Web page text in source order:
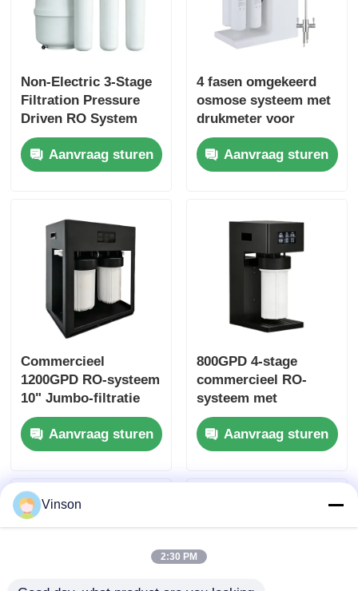
Non-Electric 3-Stage
Filtration Pressure
Driven RO System
Water Filter with
Pressure Tank
Aanvraag sturen
4 fasen omgekeerd
osmose systeem met
drukmeter voor
huishoudelijk en klein
commercieel gebruik
Aanvraag sturen
Commercieel
1200GPD RO-systeem
10" Jumbo-filtratie
met filterherinnering
voor commercieel en
huishoudelijk gebruik
Aanvraag sturen
800GPD 4-stage
commercieel RO-
systeem met
filterherinnering voor
thuisgebruik
Aanvraag sturen
Vinson
2:30 PM